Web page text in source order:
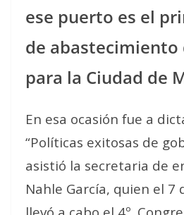
ese puerto es el
de abastecimiento
para la Ciudad de
En esa ocasión fue a
“Políticas exitosas de
asistió la secretaria de
Nahle García, quien el 7